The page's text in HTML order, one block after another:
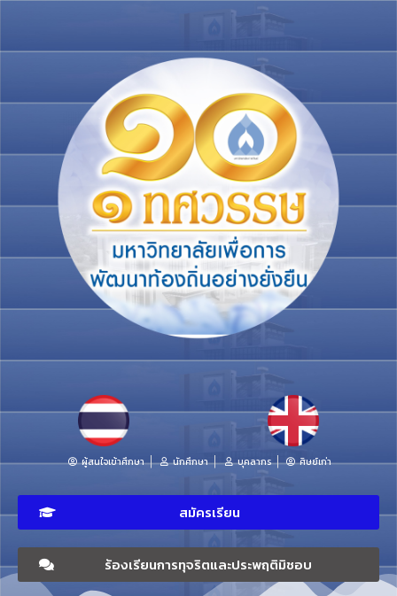
ผู้สนใจเข้าศึกษา นักศึกษา บุคลากร ศิษย์เก่า
สมัครเรียน
ร้องเรียนการทุจริตและประพฤติมิชอบ